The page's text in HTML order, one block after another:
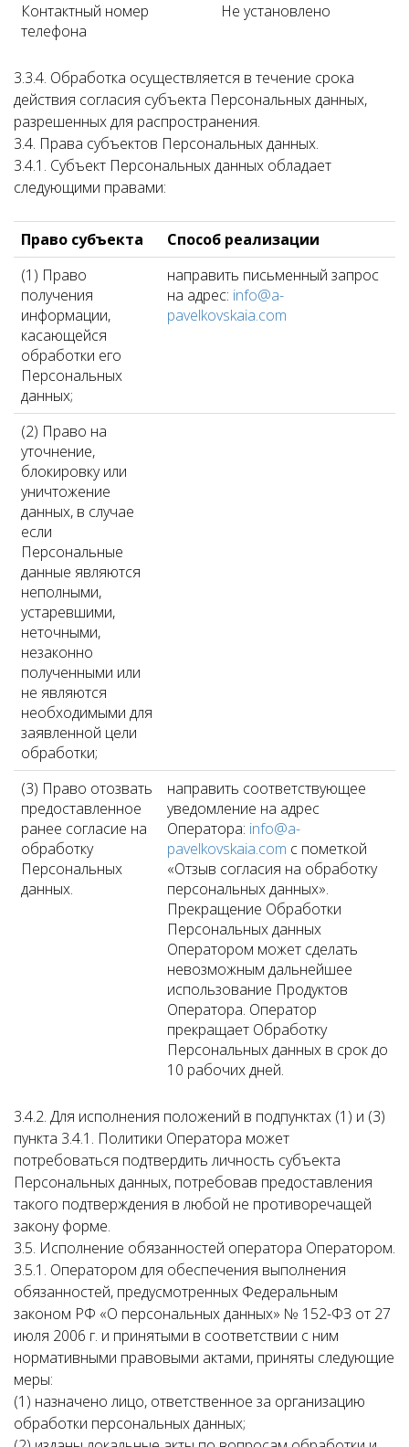
Контактный номер
телефона
Не установлено
3.3.4. Обработка осуществляется в течение срока
действия согласия субъекта Персональных данных,
разрешенных для распространения.
3.4. Права субъектов Персональных данных.
3.4.1. Субъект Персональных данных обладает
следующими правами:
Право субъекта
Способ реализации
(1) Право
получения
информации,
касающейся
обработки его
Персональных
данных;
направить письменный запрос
на адрес: info@a-
pavelkovskaia.com
(2) Право на
уточнение,
блокировку или
уничтожение
данных, в случае
если
Персональные
данные являются
неполными,
устаревшими,
неточными,
незаконно
полученными или
не являются
необходимыми для
заявленной цели
обработки;
(3) Право отозвать
предоставленное
ранее согласие на
обработку
Персональных
данных.
направить соответствующее
уведомление на адрес
Оператора: info@a-
pavelkovskaia.com с пометкой
«Отзыв согласия на обработку
персональных данных».
Прекращение Обработки
Персональных данных
Оператором может сделать
невозможным дальнейшее
использование Продуктов
Оператора. Оператор
прекращает Обработку
Персональных данных в срок до
10 рабочих дней.
3.4.2. Для исполнения положений в подпунктах (1) и (3)
пункта 3.4.1. Политики Оператора может
потребоваться подтвердить личность субъекта
Персональных данных, потребовав предоставления
такого подтверждения в любой не противоречащей
закону форме.
3.5. Исполнение обязанностей оператора Оператором.
3.5.1. Оператором для обеспечения выполнения
обязанностей, предусмотренных Федеральным
законом РФ «О персональных данных» № 152-ФЗ от 27
июля 2006 г. и принятыми в соответствии с ним
нормативными правовыми актами, приняты следующие
меры:
(1) назначено лицо, ответственное за организацию
обработки персональных данных;